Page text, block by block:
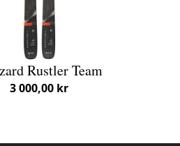
Rustler Team
3 000,00 kr